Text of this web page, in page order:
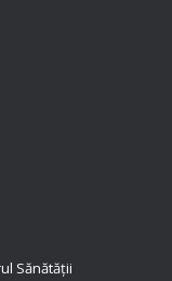
Sănătății